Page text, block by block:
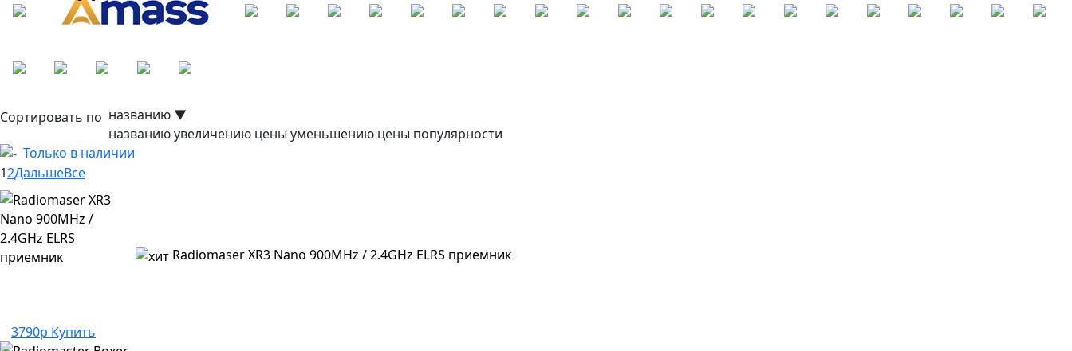
Сортировать по названию ▼
названиюувеличению цены уменьшению цены популярности
Только в наличии
12ДальшеВсе
Radiomaser XR3 Nano 900MHz / 2.4GHz ELRS приемник
3790р Купить